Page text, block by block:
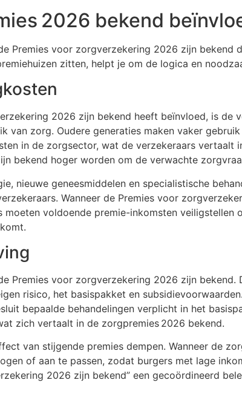
2026 bekend
Premies voor zorgverzekering 2026 zijn bekend
zitten, helpt je om de logica en
2026 zijn bekend heeft beïnvloed, is de
van zorg. Oudere generaties maken vaker
in de zorgsector, wat de verzekeraars vertaalt
bekend hoger worden om de verwachte
nieuwe geneesmiddelen en specialistische
Wanneer de Premies voor
voldoende premie-inkomsten veiligstellen
Premies voor zorgverzekering 2026 zijn bekend.
risico, het basispakket en
bepaalde behandelingen verplicht in het
zich vertaalt in de zorgpremies 2026 bekend.
van stijgende premies dempen. Wanneer de
of aan te passen, zodat burgers met lage
2026 zijn bekend” een gecoördineerd